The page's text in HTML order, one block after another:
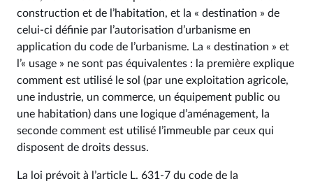
construction et de l’habitation, et la « destination » de
celui-ci définie par l’autorisation d’urbanisme en
application du code de l’urbanisme. La « destination » et
l’« usage » ne sont pas équivalentes : la première explique
comment est utilisé le sol (par une exploitation agricole,
une industrie, un commerce, un équipement public ou
une habitation) dans une logique d’aménagement, la
seconde comment est utilisé l’immeuble par ceux qui
disposent de droits dessus.
La loi prévoit à l’article L. 631‑7 du code de la